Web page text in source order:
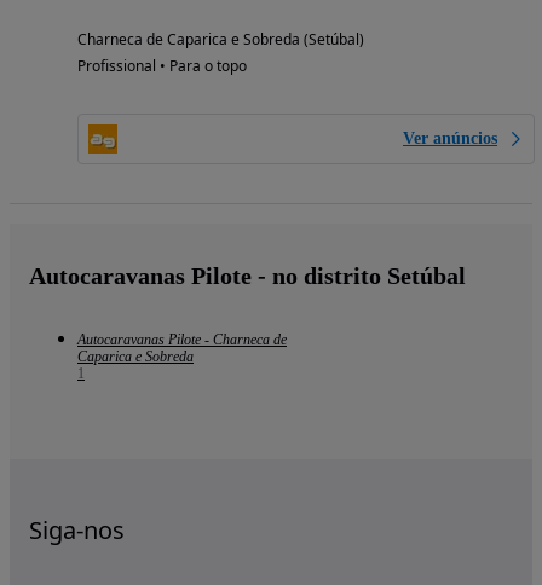
Charneca de Caparica e Sobreda (Setúbal)
Profissional • Para o topo
Ver anúncios
Autocaravanas Pilote - no distrito Setúbal
Autocaravanas Pilote - Charneca de
Caparica e Sobreda
1
Siga-nos